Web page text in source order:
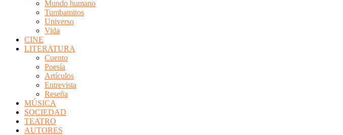
Mundo humano
Tumbamitos
Universo
Vida
CINE
LITERATURA
Cuento
Poesía
Artículos
Entrevista
Reseña
MÚSICA
SOCIEDAD
TEATRO
AUTORES